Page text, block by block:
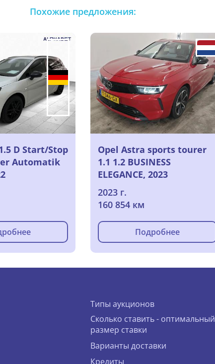
Похожие предложения:
D Start/Stop
Automatik
Opel Astra sports tourer
1.1 1.2 BUSINESS
ELEGANCE, 2023
2023 г.
160 854 км
Подробнее
Типы аукционов
Сколько ставить - оптимальный
размер ставки
Варианты доставки
Кредиты